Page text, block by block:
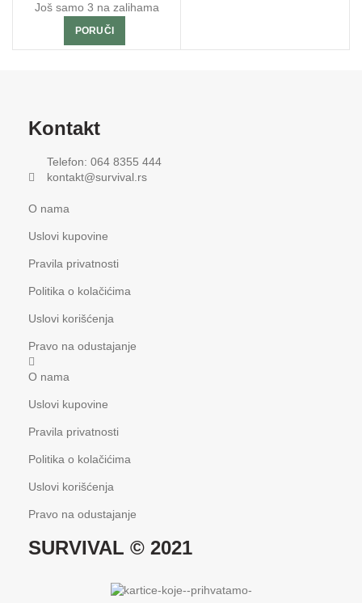
Još samo 3 na zalihama
PORUČI
Kontakt
Telefon: 064 8355 444
kontakt@survival.rs
O nama
Uslovi kupovine
Pravila privatnosti
Politika o kolačićima
Uslovi korišćenja
Pravo na odustajanje
O nama
Uslovi kupovine
Pravila privatnosti
Politika o kolačićima
Uslovi korišćenja
Pravo na odustajanje
SURVIVAL © 2021